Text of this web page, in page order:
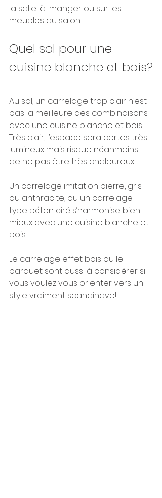
la salle-à-manger ou sur les
meubles du salon.
Quel sol pour une
cuisine blanche et bois?
Au sol, un carrelage trop clair n’est
pas la meilleure des combinaisons
avec une cuisine blanche et bois.
Très clair, l’espace sera certes très
lumineux mais risque néanmoins
de ne pas être très chaleureux.
Un carrelage imitation pierre, gris
ou anthracite, ou un carrelage
type béton ciré s’harmonise bien
mieux avec une cuisine blanche et
bois.
Le carrelage effet bois ou le
parquet sont aussi à considérer si
vous voulez vous orienter vers un
style vraiment scandinave!